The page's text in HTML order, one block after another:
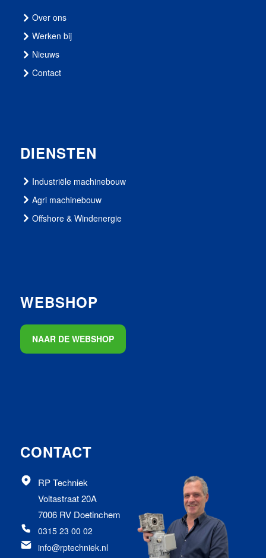
Over ons
Werken bij
Nieuws
Contact
DIENSTEN
Industriële machinebouw
Agri machinebouw
Offshore & Windenergie
WEBSHOP
NAAR DE WEBSHOP
CONTACT
RP Techniek
Voltastraat 20A
7006 RV Doetinchem
0315 23 00 02
info@rptechniek.nl